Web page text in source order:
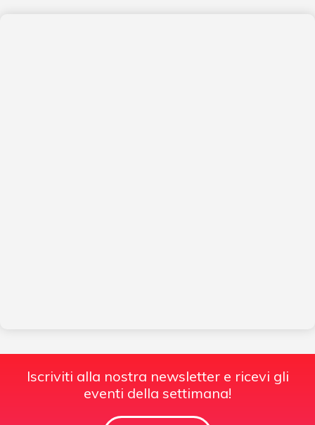
Iscriviti alla nostra newsletter e ricevi gli
eventi della settimana!